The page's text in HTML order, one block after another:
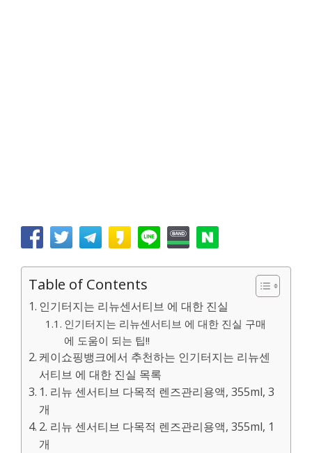
Table of Contents
인기터지는 리뉴센서티브 에 대한 진실
인기터지는 리뉴센서티브 에 대한 진실 구매
에 도움이 되는 팁!!
케이쇼핑뱅크에서 추천하는 인기터지는 리뉴센
서티브 에 대한 진실 목록
1. 리뉴 센서티브 다목적 렌즈관리용액, 355ml, 3
개
2. 리뉴 센서티브 다목적 렌즈관리용액, 355ml, 1
개